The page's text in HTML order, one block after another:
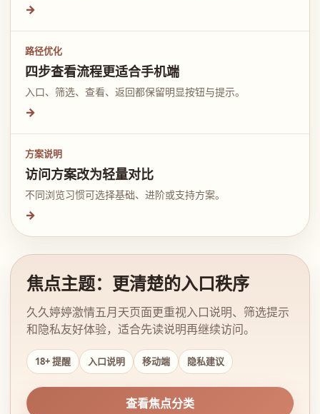
→
路径优化
四步查看流程更适合手机端
入口、筛选、查看、返回都保留明显按钮与提示。
→
方案说明
访问方案改为轻量对比
不同浏览习惯可选择基础、进阶或支持方案。
→
焦点主题：更清楚的入口秩序
久久婷婷激情五月天页面更重视入口说明、筛选提示
和隐私友好体验，适合先读说明再继续访问。
18+ 提醒 入口说明 移动端 隐私建议
查看焦点分类